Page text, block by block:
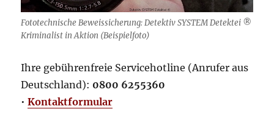
Fototechnische Beweissicherung: Detektiv SYSTEM Detektei ®
Kriminalist in Aktion (Beispielfoto)
Ihre gebührenfreie Servicehotline (Anrufer aus
Deutschland): 0800 6255360
•Kontaktformular